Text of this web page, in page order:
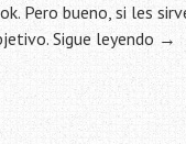
Pero bueno, si les
Sigue leyendo →